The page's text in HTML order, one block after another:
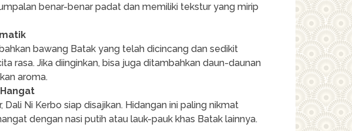
benar-benar padat dan memiliki tekstur yang mirip
bawang Batak yang telah dicincang dan sedikit
rasa. Jika diinginkan, bisa juga ditambahkan daun-daunan
aroma.
Ni Kerbo siap disajikan. Hidangan ini paling nikmat
dengan nasi putih atau lauk-pauk khas Batak lainnya.